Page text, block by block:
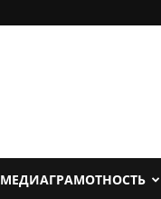
МЕДИАГРАМОТНОСТЬ